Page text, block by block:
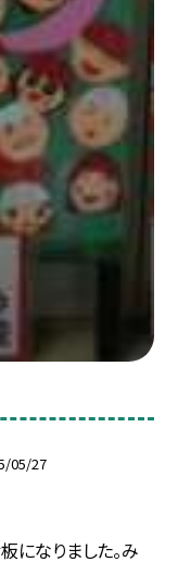
05/27
になりました。み